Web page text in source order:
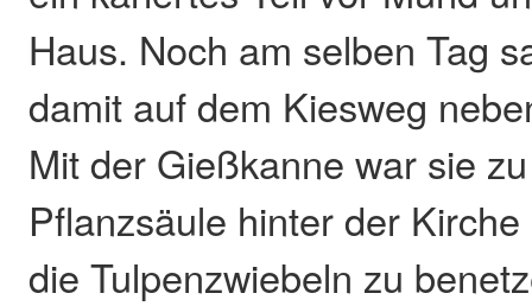
Haus. Noch am selben Tag
damit auf dem Kiesweg
Mit der Gießkanne war sie
Pflanzsäule hinter der
die Tulpenzwiebeln zu